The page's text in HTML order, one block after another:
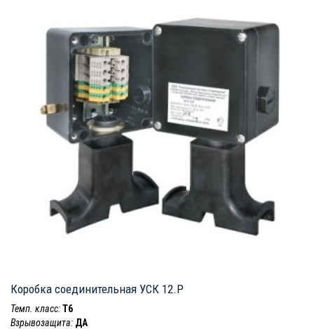
Коробка соединительная УСК 12.Р
Темп. класс:T6
Взрывозащита: ДА